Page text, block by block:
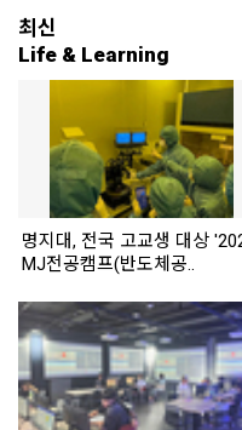
최신
Life & Learning
명지대, 전국 고교생 대상
MJ전공캠프(반도체공..